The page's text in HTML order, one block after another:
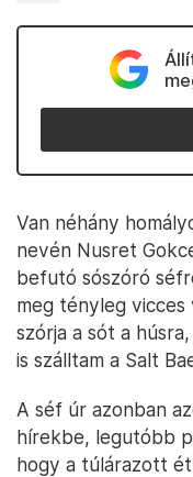
Van néhány
nevén Nusret
befutó sószóró
meg tényleg
szórja a sót a
is szálltam a Salt
A séf úr azonban
hírekbe, legutóbb
hogy a túlárazott